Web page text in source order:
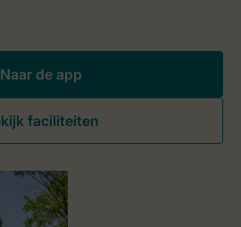
Naar de app
faciliteiten